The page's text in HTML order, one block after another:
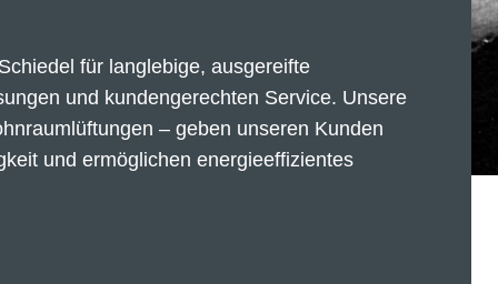
für langlebige, ausgereifte
und kundengerechten Service. Unsere
– geben unseren Kunden
und ermöglichen energieeffizientes